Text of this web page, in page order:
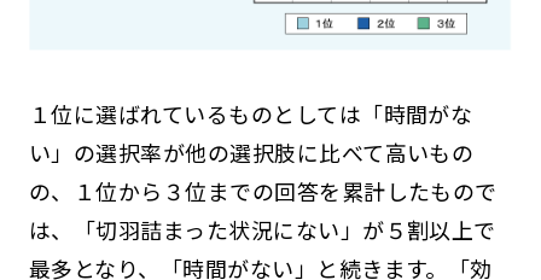
１位に選ばれているものとしては「時間がな
い」の選択率が他の選択肢に比べて高いもの
の、１位から３位までの回答を累計したもので
は、「切羽詰まった状況にない」が５割以上で
最多となり、「時間がない」と続きます。「効